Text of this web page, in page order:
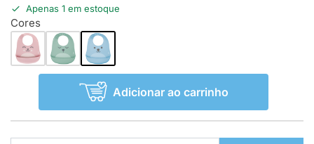
Apenas 1 em estoque
Cores
Adicionar ao carrinho